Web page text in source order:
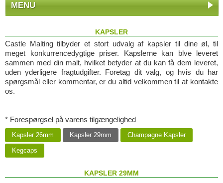
MENU
KAPSLER
Castle Malting tilbyder et stort udvalg af kapsler til dine øl, til
meget konkurrencedygtige priser. Kapslerne kan blve leveret
sammen med din malt, hvilket betyder at du kan få dem leveret,
uden yderligere fragtudgifter. Foretag dit valg, og hvis du har
spørgsmål eller kommentar, er du altid velkommen til at kontakte
os.
* Forespørgsel på varens tilgængelighed
Kapsler 26mm Kapsler 29mm Champagne Kapsler
Kegcaps
KAPSLER 29MM